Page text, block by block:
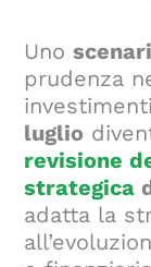
Uno
prudenza
luglio
revisione
strategica
adatta la